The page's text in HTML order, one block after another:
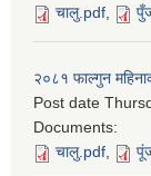
चालु.pdf,
२०८१ फाल्गुन
Post date
Documents:
चालु.pdf,